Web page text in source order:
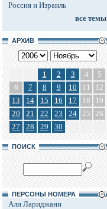
Россия и Израиль
все темы
АРХИВ
1 2 3 4
5
6
7 8 9 10 11
12
13
14 15 16 17 18
19
20
21 22 23 24 25 26
27
28 29 30
ПОИСК
ПЕРСОНЫ НОМЕРА
Али Лариджани